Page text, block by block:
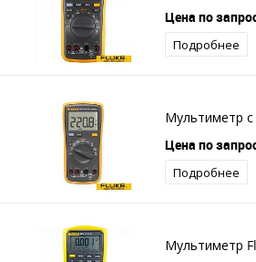
Цена по
Подробнее
Мультиметр с
Цена по
Подробнее
Мультиметр